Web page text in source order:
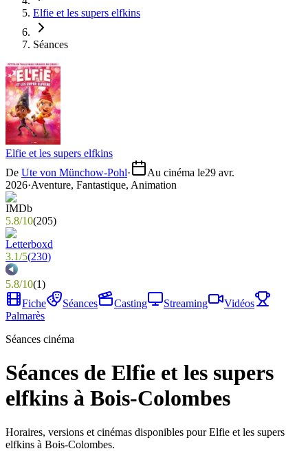
Elfie et les supers elfkins
Séances
Elfie et les supers elfkins
De Ute von Münchow-Pohl· Au cinéma le29 avr.
2026·Aventure, Fantastique, Animation
5.8/10(205)
3.1/5(230)
5.8/10(1)
Fiche
Séances Casting Streaming
Vidéos
Palmarès
Séances cinéma
Séances de Elfie et les supers
elfkins à Bois-Colombes
Horaires, versions et cinémas disponibles pour Elfie et les supers
elfkins à Bois-Colombes.